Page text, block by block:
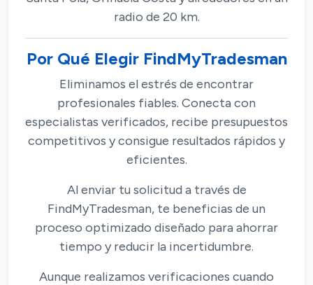
radio de 20 km.
Por Qué Elegir FindMyTradesman
Eliminamos el estrés de encontrar
profesionales fiables. Conecta con
especialistas verificados, recibe presupuestos
competitivos y consigue resultados rápidos y
eficientes.
Al enviar tu solicitud a través de
FindMyTradesman, te beneficias de un
proceso optimizado diseñado para ahorrar
tiempo y reducir la incertidumbre.
Aunque realizamos verificaciones cuando